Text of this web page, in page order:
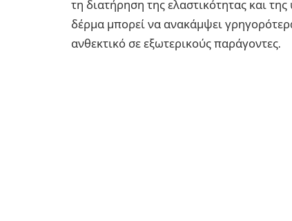
τη διατήρηση της ελαστικότητας και
δέρμα μπορεί να ανακάμψει
ανθεκτικό σε εξωτερικούς παράγοντες.